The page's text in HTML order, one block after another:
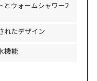
とウォームシャワー2
れたデザイン
機能